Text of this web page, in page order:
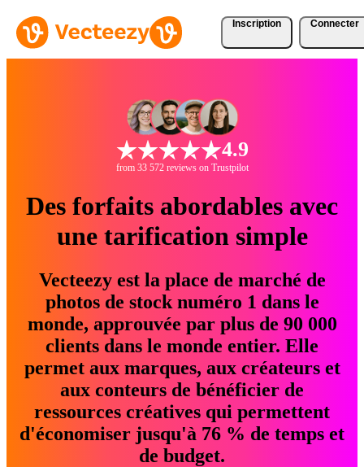
Inscription Connecter
4.9
from 33 572 reviews on Trustpilot
Des forfaits abordables avec
une tarification simple
Vecteezy est la place de marché de
photos de stock numéro 1 dans le
monde, approuvée par plus de 90 000
clients dans le monde entier. Elle
permet aux marques, aux créateurs et
aux conteurs de bénéficier de
ressources créatives qui permettent
d'économiser jusqu'à 76 % de temps et
de budget.